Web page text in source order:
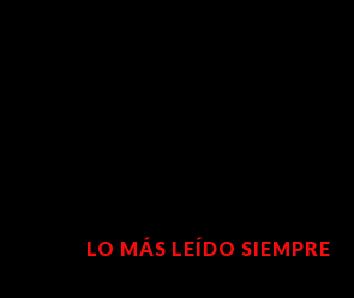
LO MÁS LEÍDO SIEMPRE